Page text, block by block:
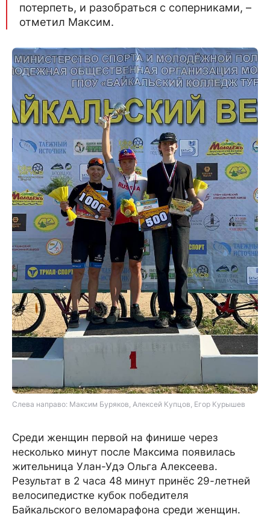
потерпеть, и разобраться с соперниками, –
отметил Максим.
Слева направо: Максим Буряков, Алексей Купцов, Егор Курышев
Среди женщин первой на финише через
несколько минут после Максима появилась
жительница Улан-Удэ Ольга Алексеева.
Результат в 2 часа 48 минут принёс 29-летней
велосипедистке кубок победителя
Байкальского веломарафона среди женщин.